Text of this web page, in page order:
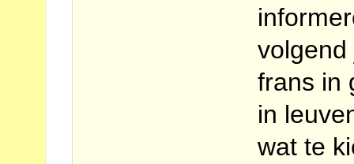
frans in
in
wat te